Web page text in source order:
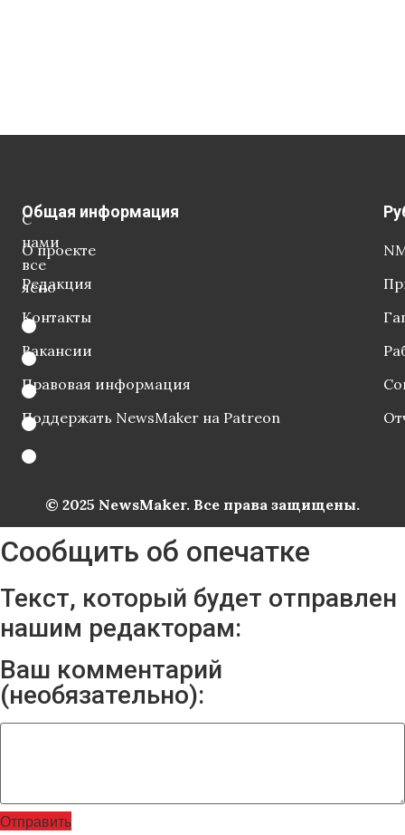
С
нами
все
ясно
Общая информация
О проекте
Редакция
Контакты
Вакансии
Правовая информация
Поддержать NewsMaker на Patreon
© 2025 NewsMaker. Все права защищены.
Сообщить об опечатке
Текст, который будет отправлен
нашим редакторам:
Ваш комментарий
(необязательно):
Отправить